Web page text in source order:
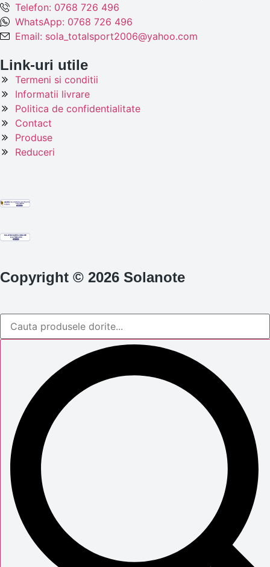
Telefon: 0768 726 496
WhatsApp: 0768 726 496
Email: sola_totalsport2006@yahoo.com
Link-uri utile
Termeni si conditii
Informatii livrare
Politica de confidentialitate
Contact
Produse
Reduceri
Copyright © 2026 Solanote